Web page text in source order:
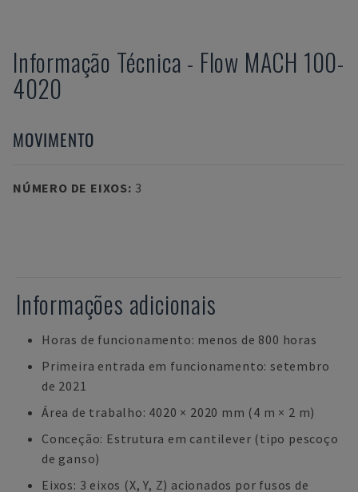
Informação Técnica - Flow MACH 100-
4020
MOVIMENTO
NÚMERO DE EIXOS: 3
Informações adicionais
Horas de funcionamento: menos de 800 horas
Primeira entrada em funcionamento: setembro
de 2021
Área de trabalho: 4020 × 2020 mm (4 m × 2 m)
Conceção: Estrutura em cantilever (tipo pescoço
de ganso)
Eixos: 3 eixos (X, Y, Z) acionados por fusos de